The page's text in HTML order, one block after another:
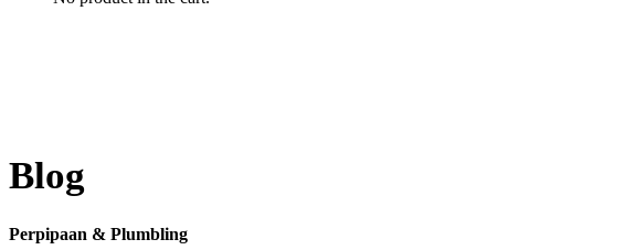
Blog
Perpipaan & Plumbling